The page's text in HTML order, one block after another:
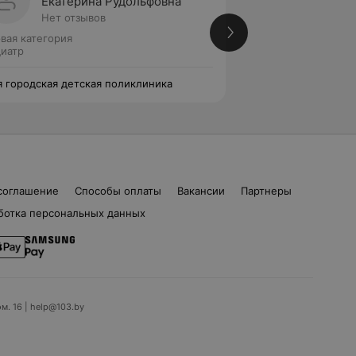
Нет отзывов
категория
городская детская поликлиника
Способы оплаты Вакансии
Партнеры
персональных данных
16 | help@103.by